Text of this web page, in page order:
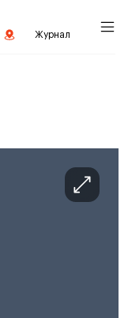
Журнал